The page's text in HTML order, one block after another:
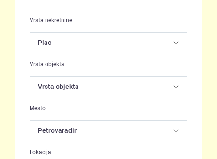
Vrsta nekretnine
Vrsta objekta
Mesto
Lokacija